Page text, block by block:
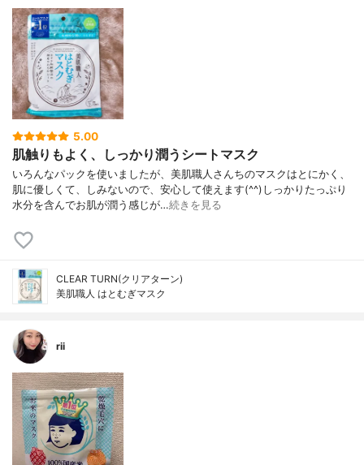
5.00
肌触りもよく、しっかり潤うシートマスク
いろんなパックを使いましたが、美肌職人さんちのマスクはとにかく、
肌に優しくて、しみないので、安心して使えます(^^)しっかりたっぷり
水分を含んでお肌が潤う感じが…続きを見る
CLEAR TURN(クリアターン)
美肌職人 はとむぎマスク
rii